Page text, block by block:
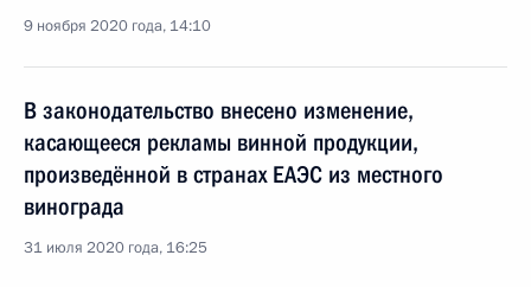
9 ноября 2020 года, 14:10
В законодательство внесено изменение,
касающееся рекламы винной продукции,
произведённой в странах ЕАЭС из местного
винограда
31 июля 2020 года, 16:25